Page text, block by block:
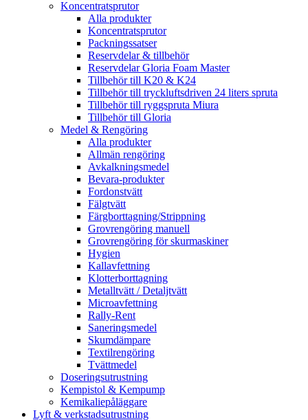
Koncentratsprutor
Alla produkter
Koncentratsprutor
Packningssatser
Reservdelar & tillbehör
Reservdelar Gloria Foam Master
Tillbehör till K20 & K24
Tillbehör till tryckluftsdriven 24 liters spruta
Tillbehör till ryggspruta Miura
Tillbehör till Gloria
Medel & Rengöring
Alla produkter
Allmän rengöring
Avkalkningsmedel
Bevara-produkter
Fordonstvätt
Fälgtvätt
Färgborttagning/Strippning
Grovrengöring manuell
Grovrengöring för skurmaskiner
Hygien
Kallavfettning
Klotterborttagning
Metalltvätt / Detaljtvätt
Microavfettning
Rally-Rent
Saneringsmedel
Skumdämpare
Textilrengöring
Tvättmedel
Doseringsutrustning
Kempistol & Kempump
Kemikaliepåläggare
Lyft & verkstadsutrustning